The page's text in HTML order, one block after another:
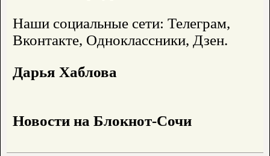
Наши социальные сети: Телеграм,
Вконтакте, Одноклассники, Дзен.
Дарья Хаблова
Новости на Блoкнoт-Сочи